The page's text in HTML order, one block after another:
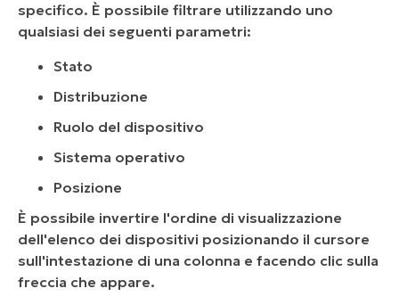
specifico. È possibile filtrare utilizzando uno
qualsiasi dei seguenti parametri:
Stato
Distribuzione
Ruolo del dispositivo
Sistema operativo
Posizione
È possibile invertire l'ordine di visualizzazione
dell'elenco dei dispositivi posizionando il cursore
sull'intestazione di una colonna e facendo clic sulla
freccia che appare.